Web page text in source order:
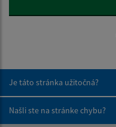
Je táto stránka užitočná?
Našli ste na stránke chybu?